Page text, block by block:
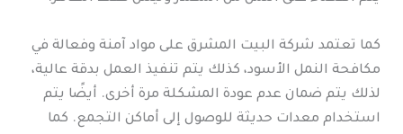
كما تعتمد شركة البيت المشرق على مواد آمنة وفعالة في
مكافحة النمل الأسود، كذلك يتم تنفيذ العمل بدقة عالية،
لذلك يتم ضمان عدم عودة المشكلة مرة أخرى. أيضًا يتم
استخدام معدات حديثة للوصول إلى أماكن التجمع. كما